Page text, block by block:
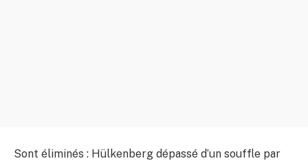
Sont éliminés : Hülkenberg dépassé d’un souffle par